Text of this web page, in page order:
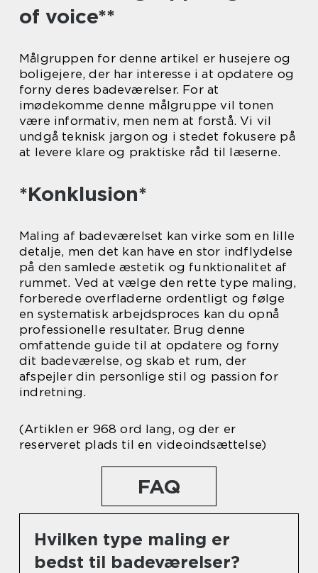
of voice**
Målgruppen for denne artikel er husejere og
boligejere, der har interesse i at opdatere og
forny deres badeværelser. For at
imødekomme denne målgruppe vil tonen
være informativ, men nem at forstå. Vi vil
undgå teknisk jargon og i stedet fokusere på
at levere klare og praktiske råd til læserne.
*Konklusion*
Maling af badeværelset kan virke som en lille
detalje, men det kan have en stor indflydelse
på den samlede æstetik og funktionalitet af
rummet. Ved at vælge den rette type maling,
forberede overfladerne ordentligt og følge
en systematisk arbejdsproces kan du opnå
professionelle resultater. Brug denne
omfattende guide til at opdatere og forny
dit badeværelse, og skab et rum, der
afspejler din personlige stil og passion for
indretning.
(Artiklen er 968 ord lang, og der er
reserveret plads til en videoindsættelse)
FAQ
Hvilken type maling er
bedst til badeværelser?